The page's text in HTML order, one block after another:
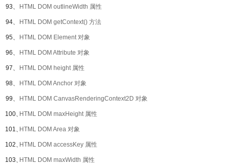
93、 HTML DOM outlineWidth 属性
94、 HTML DOM getContext() 方法
95、 HTML DOM Element 对象
96、 HTML DOM Attribute 对象
97、 HTML DOM height 属性
98、 HTML DOM Anchor 对象
99、 HTML DOM CanvasRenderingContext2D 对象
100、HTML DOM maxHeight 属性
101、HTML DOM Area 对象
102、HTML DOM accessKey 属性
103、HTML DOM maxWidth 属性